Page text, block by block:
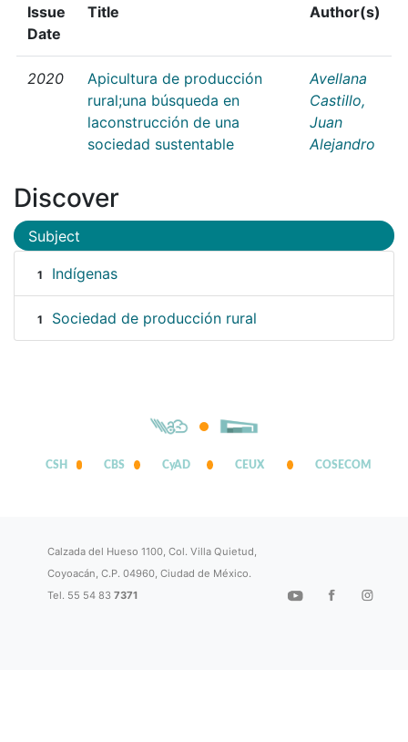
Issue
Date
Title Author(s)
2020
Apicultura de producción
rural;una búsqueda en
laconstrucción de una
sociedad sustentable
Avellana
Castillo,
Juan
Alejandro
Discover
Subject
1 Indígenas
1 Sociedad de producción rural
CSH CBS CyAD CEUX COSECOM
Calzada del Hueso 1100, Col. Villa Quietud,
Coyoacán, C.P. 04960, Ciudad de México.
Tel. 55 54 837371